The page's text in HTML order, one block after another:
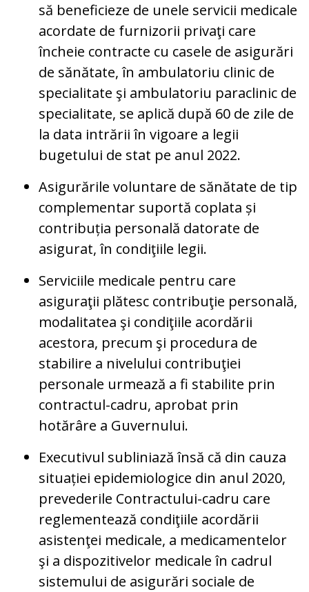
să beneficieze de unele servicii medicale
acordate de furnizorii privaţi care
încheie contracte cu casele de asigurări
de sănătate, în ambulatoriu clinic de
specialitate şi ambulatoriu paraclinic de
specialitate, se aplică după 60 de zile de
la data intrării în vigoare a legii
bugetului de stat pe anul 2022.
Asigurările voluntare de sănătate de tip
complementar suportă coplata și
contribuția personală datorate de
asigurat, în condiţiile legii.
Serviciile medicale pentru care
asiguraţii plătesc contribuţie personală,
modalitatea şi condiţiile acordării
acestora, precum şi procedura de
stabilire a nivelului contribuţiei
personale urmează a fi stabilite prin
contractul-cadru, aprobat prin
hotărâre a Guvernului.
Executivul subliniază însă că din cauza
situației epidemiologice din anul 2020,
prevederile Contractului-cadru care
reglementează condiţiile acordării
asistenţei medicale, a medicamentelor
şi a dispozitivelor medicale în cadrul
sistemului de asigurări sociale de